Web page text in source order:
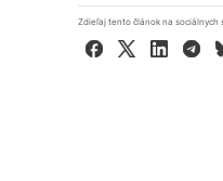
Zdieľaj tento článok na sociálnych
Facebook
X